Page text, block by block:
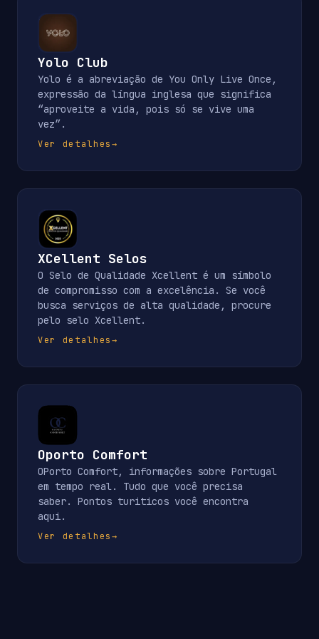
Yolo Club
Yolo é a abreviação de You Only Live Once,
expressão da língua inglesa que significa
“aproveite a vida, pois só se vive uma
vez”.
Ver detalhes→
XCellent Selos
O Selo de Qualidade Xcellent é um símbolo
de compromisso com a excelência. Se você
busca serviços de alta qualidade, procure
pelo selo Xcellent.
Ver detalhes→
Oporto Comfort
OPorto Comfort, informações sobre Portugal
em tempo real. Tudo que você precisa
saber. Pontos turiticos você encontra
aqui.
Ver detalhes→